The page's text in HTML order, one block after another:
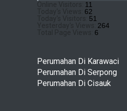
July 3, 2026
11
62
51
264
6
Perumahan Di Karawaci
Perumahan Di Serpong
Perumahan Di Cisauk